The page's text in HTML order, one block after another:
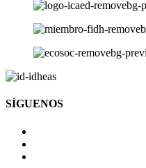
SÍGUENOS